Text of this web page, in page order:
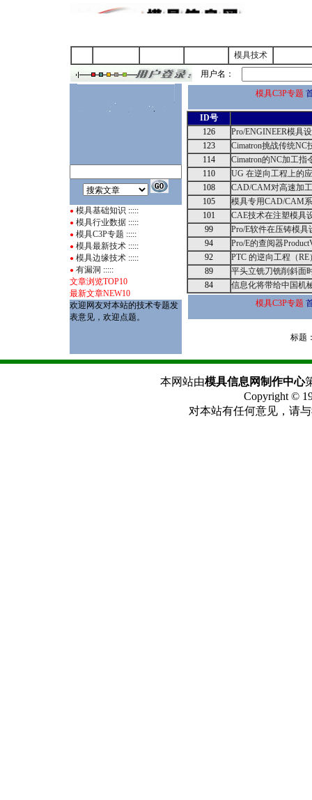
模具技术
用户名：
● 模具基础知识 :::::
● 模具行业数据 :::::
● 模具C3P专题 :::::
● 模具最新技术 :::::
● 模具边缘技术 :::::
● 有漏洞 :::::
文章浏览TOP10
最新文章NEW10
欢迎网友对本站的技术专题发
表意见，欢迎点题。
模具C3P专题
ID号
126
Pro/ENGINEER模具
123
Cimatron挑战传统
114
Cimatron的NC加工指
110
UG 在逆向工程上的
108
CAD/CAM对高速加
105
模具专用CAD/CAM
101
CAE技术在注塑模具
99
Pro/E软件在压铸模
94
Pro/E的查阅器
92
PTC 的逆向工程（RE
89
平头立铣刀铣削斜面
84
信息化将带给中国机
模具C3P专题
标题
本网站由模具信息网制作中心
Copyright ©
对本站有任何意见，请